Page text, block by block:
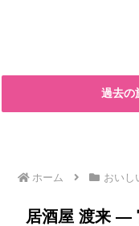
過去の
ホーム おいし
居酒屋 渡来 ―